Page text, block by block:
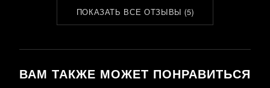
ПОКАЗАТЬ ВСЕ ОТЗЫВЫ (5)
ВАМ ТАКЖЕ МОЖЕТ ПОНРАВИТЬСЯ